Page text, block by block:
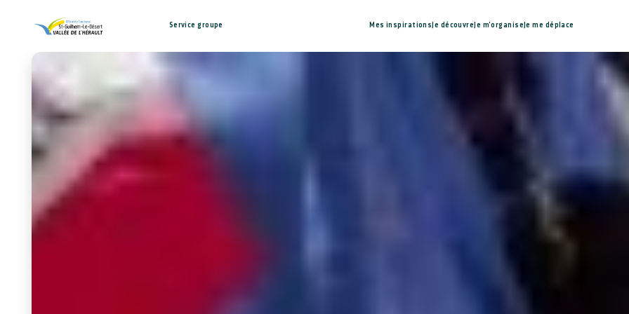
Service groupe Mes inspirations Je découvre Je m'organise Je me déplace